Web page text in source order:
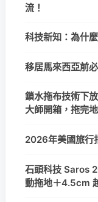
流！
科技新知：為什
移居馬來西亞前
鎖水拖布技術下
大師開箱，拖完
2026年美國旅行
石頭科技 Saros
動拖地＋4.5cm